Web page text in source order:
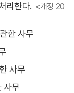
리한다. <개정 20
한 사무
사무
사무